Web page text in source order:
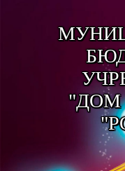
"ДОМ